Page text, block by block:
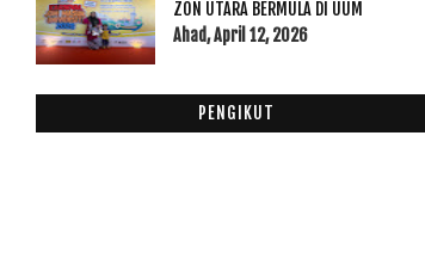
Apa Hebatnya Domino's Salted Eggs Yang Dikatakan
S...
Vivo Records 60% Increase in Smartphone Sales
Bilik Store Dah Jadi Bilik Study
Nota Anak Bila Aku Kalut Ceroboh Bilik Kunci Kat M...
ZON UTARA BERMULA DI UUM
Ahad, April 12, 2026
PENGIKUT